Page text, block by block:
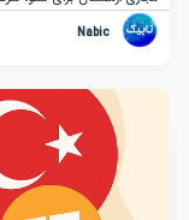
Nabic